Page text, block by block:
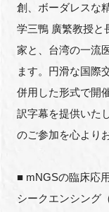
創、ボーダレスな
学三鴨 廣繁教授と
家と、台湾の一流
ます。円滑な国際
併用した形式で開
訳字幕を提供いた
のご参加を心より
■ mNGSの臨床応
シークエンシング